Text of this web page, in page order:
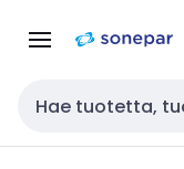
navigointiinsisältöön
Haku